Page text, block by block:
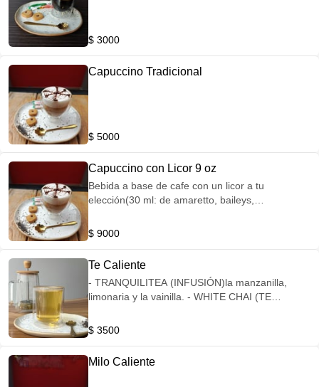
$ 3000
Capuccino Tradicional
$ 5000
Capuccino con Licor 9 oz
Bebida a base de cafe con un licor a tu
elección(30 ml: de amaretto, baileys,
$ 9000
Te Caliente
- TRANQUILITEA (INFUSIÓN)la manzanilla,
limonaria y la vainilla. - ⁠WHITE CHAI (TE
VERDE) mezcla de limon, hierbabuena y menta.
NEGRO) mezcla de bergamota. - ⁠MEXICAN (TE
$ 3500
Milo Caliente